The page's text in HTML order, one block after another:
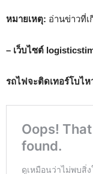
หมายเหตุ: อ่านข่าวที่เ
– เว็บไซต์
รถไฟจะติดเทอร์โบไห